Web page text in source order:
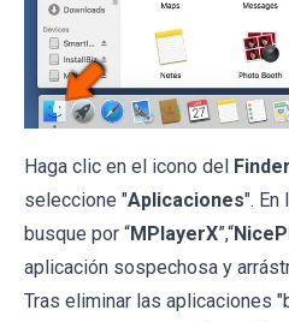
Haga clic en el icono del Finder
seleccione "Aplicaciones". En
busque por “MPlayerX”,“
aplicación sospechosa y
Tras eliminar las aplicaciones